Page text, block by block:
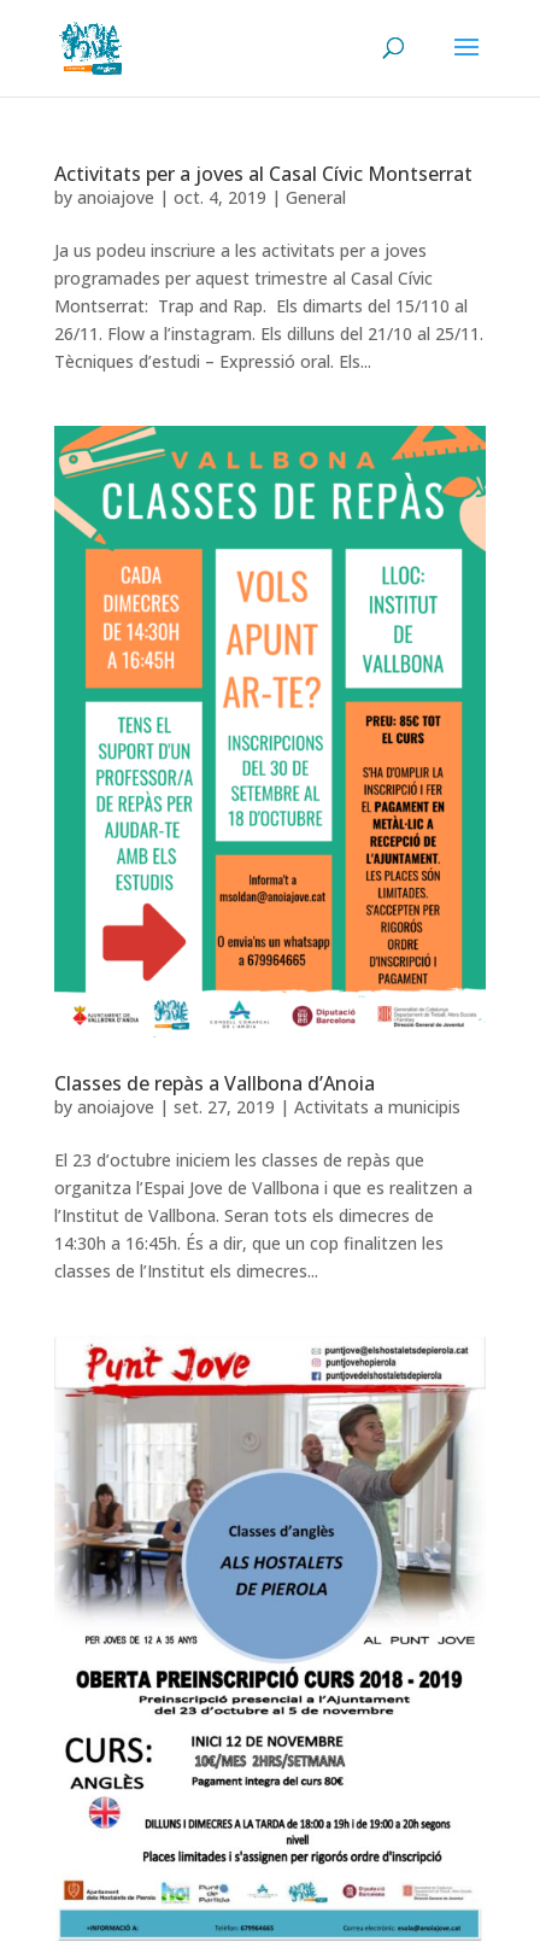
Activitats per a joves al Casal Cívic Montserrat
by anoiajove | oct. 4, 2019 | General
Ja us podeu inscriure a les activitats per a joves
programades per aquest trimestre al Casal Cívic
Montserrat: Trap and Rap. Els dimarts del 15/110 al
26/11. Flow a l’instagram. Els dilluns del 21/10 al 25/11.
Tècniques d’estudi – Expressió oral. Els...
Classes de repàs a Vallbona d’Anoia
by anoiajove | set. 27, 2019 | Activitats a municipis
El 23 d’octubre iniciem les classes de repàs que
organitza l’Espai Jove de Vallbona i que es realitzen a
l’Institut de Vallbona. Seran tots els dimecres de
14:30h a 16:45h. És a dir, que un cop finalitzen les
classes de l’Institut els dimecres...